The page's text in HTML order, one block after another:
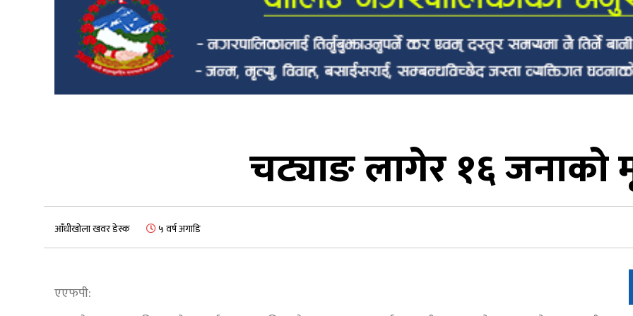
चट्याङ लागेर १६ जनाको
आँधीखोला खवर डेस्क ५ वर्ष अगाडि
एएफपी: